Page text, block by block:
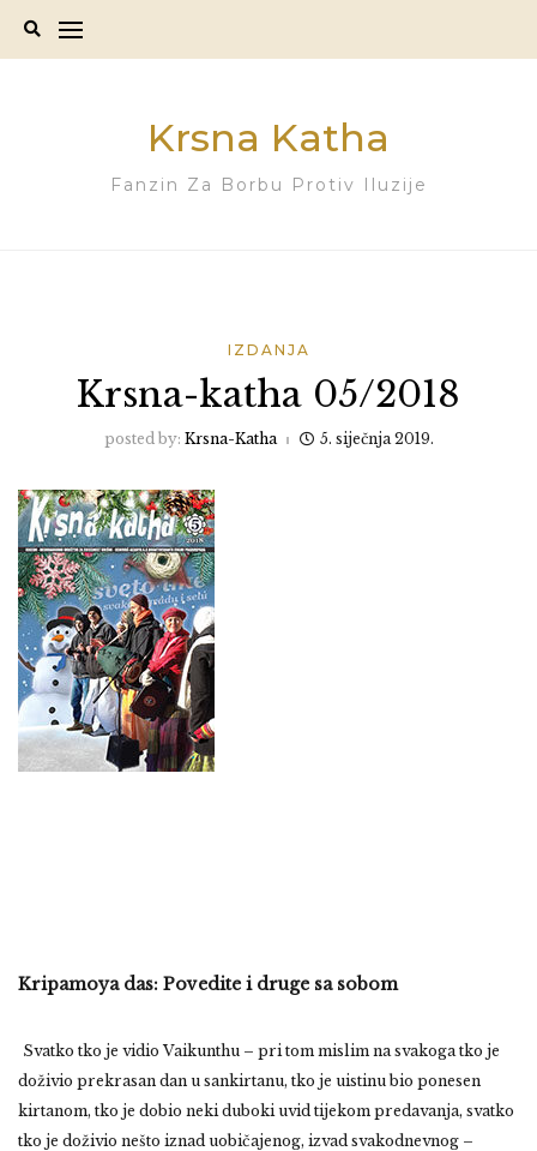
Krsna Katha
Fanzin Za Borbu Protiv Iluzije
IZDANJA
Krsna-katha 05/2018
posted by: Krsna-Katha 5. siječnja 2019.
Kripamoya das: Povedite i druge sa sobom
Svatko tko je vidio Vaikunthu – pri tom mislim na svakoga tko je
doživio prekrasan dan u sankirtanu, tko je uistinu bio ponesen
kirtanom, tko je dobio neki duboki uvid tijekom predavanja, svatko
tko je doživio nešto iznad uobičajenog, izvad svakodnevnog –